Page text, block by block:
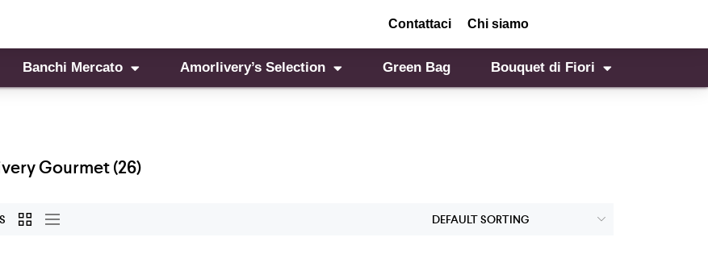
Contattaci Chi siamo
Banchi Mercato Amorlivery’s Selection Green Bag Bouquet di Fiori
Gourmet(26)